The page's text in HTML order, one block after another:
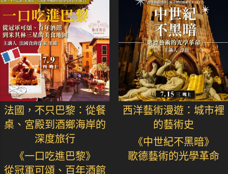
法國，不只巴黎：從餐
桌、宮殿到酒鄉海岸的
深度旅行
《一口吃進巴黎》
從冠軍可頌、百年酒館
西洋藝術漫遊：城市裡
的藝術史
《中世紀不黑暗》
歌德藝術的光學革命